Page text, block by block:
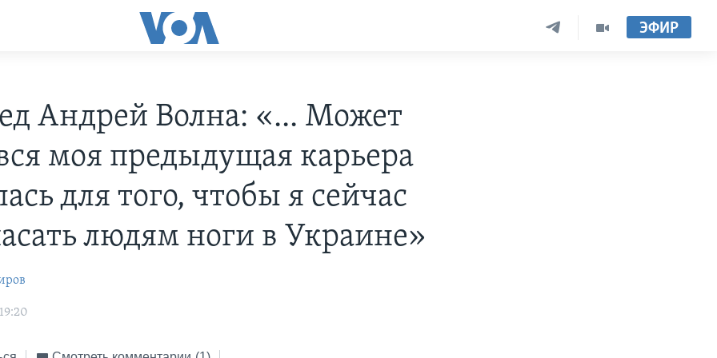
ЭФИР
Андрей Волна: «... Может
моя предыдущая карьера
для того, чтобы я сейчас
людям ноги в Украине»